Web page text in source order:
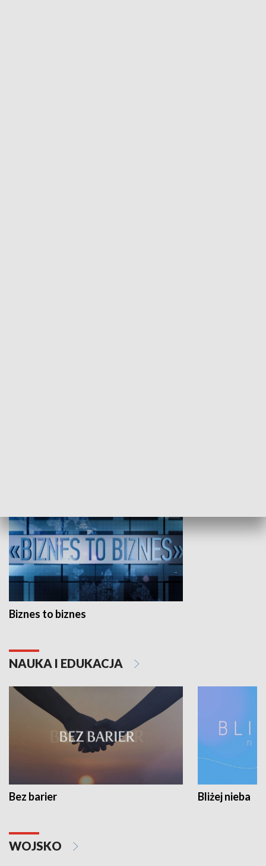
Biznes to biznes
NAUKA I EDUKACJA
Bez barier Bliżej nieba
WOJSKO